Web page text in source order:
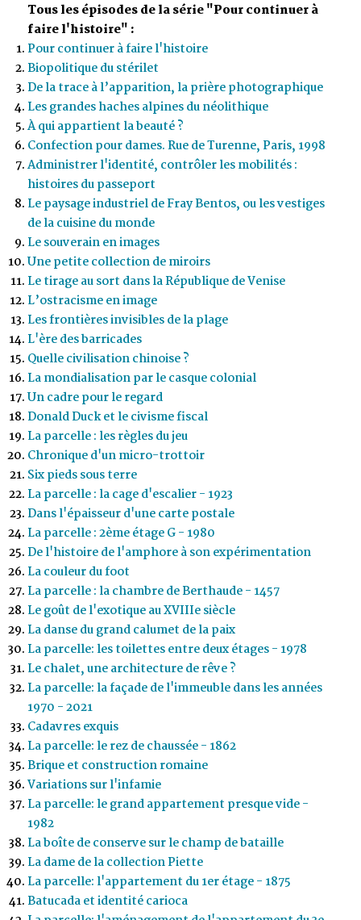
Tous les épisodes de la série "Pour continuer à
faire l'histoire" :
Pour continuer à faire l'histoire
Biopolitique du stérilet
De la trace à l’apparition, la prière photographique
Les grandes haches alpines du néolithique
À qui appartient la beauté ?
Confection pour dames. Rue de Turenne, Paris, 1998
Administrer l'identité, contrôler les mobilités :
histoires du passeport
Le paysage industriel de Fray Bentos, ou les vestiges
de la cuisine du monde
Le souverain en images
Une petite collection de miroirs
Le tirage au sort dans la République de Venise
L’ostracisme en image
Les frontières invisibles de la plage
L'ère des barricades
Quelle civilisation chinoise ?
La mondialisation par le casque colonial
Un cadre pour le regard
Donald Duck et le civisme fiscal
La parcelle : les règles du jeu
Chronique d'un micro-trottoir
Six pieds sous terre
La parcelle : la cage d'escalier - 1923
Dans l'épaisseur d'une carte postale
La parcelle : 2ème étage G - 1980
De l'histoire de l'amphore à son expérimentation
La couleur du foot
La parcelle : la chambre de Berthaude - 1457
Le goût de l'exotique au XVIIIe siècle
La danse du grand calumet de la paix
La parcelle: les toilettes entre deux étages - 1978
Le chalet, une architecture de rêve ?
La parcelle: la façade de l'immeuble dans les années
1970 - 2021
Cadavres exquis
La parcelle: le rez de chaussée - 1862
Brique et construction romaine
Variations sur l'infamie
La parcelle: le grand appartement presque vide -
1982
La boîte de conserve sur le champ de bataille
La dame de la collection Piette
La parcelle: l'appartement du 1er étage - 1875
Batucada et identité carioca